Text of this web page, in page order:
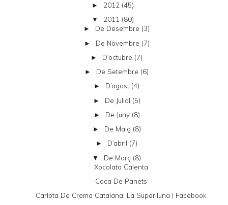
► 2012 (45)
▼ 2011 (80)
► De Desembre (3)
► De Novembre (7)
► D’octubre (7)
► De Setembre (6)
► D’agost (4)
► De Juliol (5)
► De Juny (8)
► De Maig (8)
► D’abril (7)
▼ De Març (8)
Xocolata Calenta
Coca De Panets
Carlota De Crema Catalana, La Superlluna I Facebook